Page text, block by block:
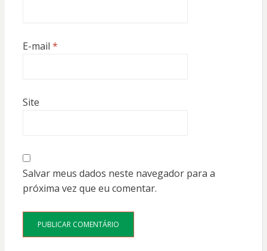
E-mail *
Site
Salvar meus dados neste navegador para a
próxima vez que eu comentar.